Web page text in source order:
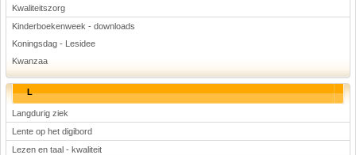
Kwaliteitszorg
Kinderboekenweek - downloads
Koningsdag - Lesidee
Kwanzaa
L
Langdurig ziek
Lente op het digibord
Lezen en taal - kwaliteit